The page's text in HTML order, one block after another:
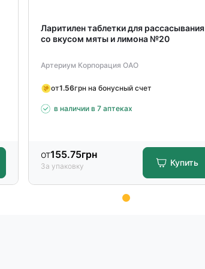
Ларитилен таблетки для рассасывания
со вкусом мяты и лимона №20
Артериум Корпорация ОАО
от1.56грн на бонусный счет
в наличии в 7 аптеках
от155.75грн
За упаковку Купить